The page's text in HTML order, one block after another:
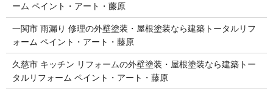
ーム ペイント・アート・藤原
一関市 雨漏り 修理の外壁塗装・屋根塗装なら建築トータルリフ
ォーム ペイント・アート・藤原
久慈市 キッチン リフォームの外壁塗装・屋根塗装なら建築トー
タルリフォーム ペイント・アート・藤原